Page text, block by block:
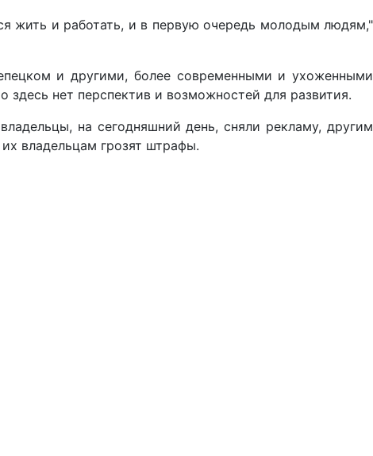
жить и работать, и в первую очередь молодым людям,"
и другими, более современными и ухоженными
нет перспектив и возможностей для развития.
на сегодняшний день, сняли рекламу, другим
владельцам грозят штрафы.